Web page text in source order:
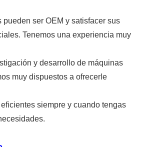
pueden ser OEM y satisfacer sus
Tenemos una experiencia muy
y desarrollo de máquinas
muy dispuestos a ofrecerle
siempre y cuando tengas